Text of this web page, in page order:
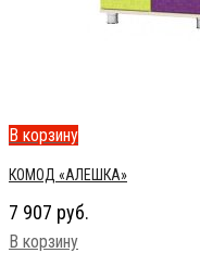
В корзину
КОМОД «АЛЕШКА»
7 907 руб.
В корзину